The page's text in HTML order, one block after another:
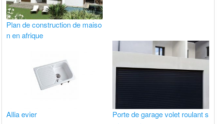
Plan de construction de maiso
n en afrique
Allia evier
Porte de garage volet roulant s